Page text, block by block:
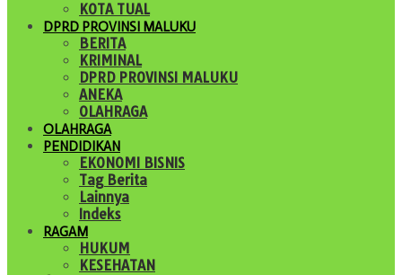
KOTA TUAL
DPRD PROVINSI MALUKU
BERITA
KRIMINAL
DPRD PROVINSI MALUKU
ANEKA
OLAHRAGA
OLAHRAGA
PENDIDIKAN
EKONOMI BISNIS
Tag Berita
Lainnya
Indeks
RAGAM
HUKUM
KESEHATAN